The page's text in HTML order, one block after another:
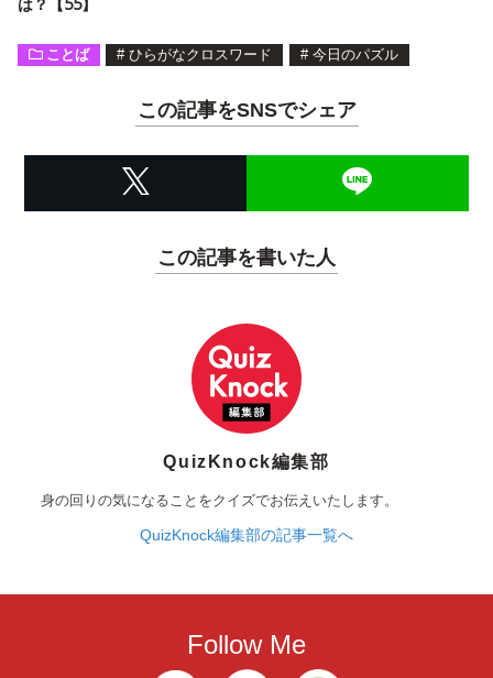
ことば # ひらがなクロスワード # 今日のパズル
この記事をSNSでシェア
この記事を書いた人
QuizKnock編集部
身の回りの気になることをクイズでお伝えいたします。
QuizKnock編集部の記事一覧へ
Follow Me